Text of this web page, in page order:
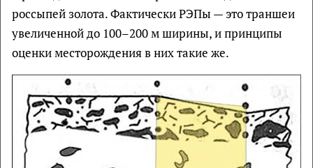
россыпей золота. Фактически РЭПы — это траншеи
увеличенной до 100–200 м ширины, и принципы
оценки месторождения в них такие же.